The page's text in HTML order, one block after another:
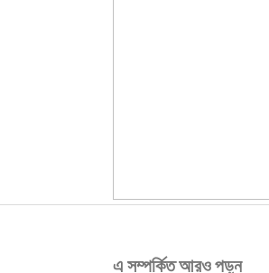
এ সম্পর্কিত আরও পড়ুন